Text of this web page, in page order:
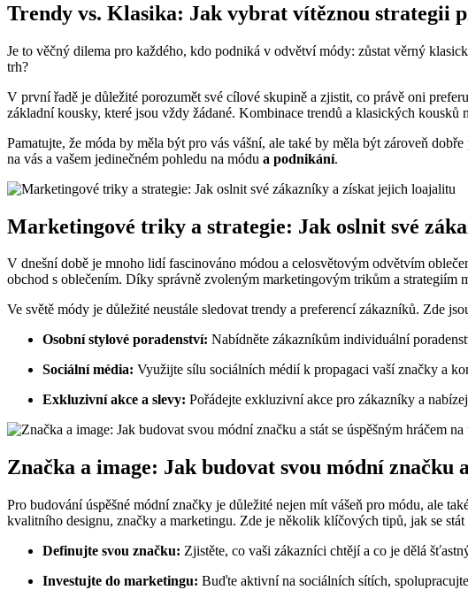
Trendy vs. Klasika: Jak vybrat vítěznou strategii
Je to věčný dilema pro každého, kdo podniká v odvětví módy: zůstat věrný
trh?
V první řadě je důležité porozumět své cílové skupině a zjistit, co právě oni
základní kousky, které jsou vždy žádané. Kombinace trendů a klasických
Pamatujte, že móda by měla být pro vás vášní, ale také by měla být zároveň
na vás a vašem jedinečném pohledu na módu a podnikání.
Marketingové triky a strategie: Jak oslnit své
V dnešní době je mnoho lidí fascinováno módou a celosvětovým odvětvím
obchod s oblečením. Díky správně zvoleným marketingovým trikům a strategiím
Ve světě módy je důležité neustále sledovat trendy a preferencí zákazníků. Zde
Osobní stylové poradenství: Nabídněte zákazníkům individuální
Sociální média: Využijte sílu sociálních médií k propagaci vaší značky a
Exkluzivní akce a slevy: Pořádejte exkluzivní akce pro zákazníky a
Značka a image: Jak budovat svou módní značku
Pro budování úspěšné módní značky je důležité nejen mít vášeň pro módu, ale
kvalitního designu, značky a marketingu. Zde je několik klíčových tipů, jak se
Definujte svou značku: Zjistěte, co vaši zákazníci chtějí a co je dělá
Investujte do marketingu: Buďte aktivní na sociálních sítích,